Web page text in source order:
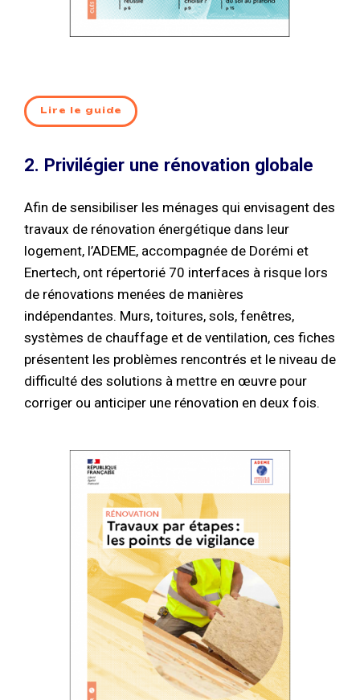
Lire le guide
2. Privilégier une rénovation globale
Afin de sensibiliser les ménages qui envisagent des
travaux de rénovation énergétique dans leur
logement, l’ADEME, accompagnée de Dorémi et
Enertech, ont répertorié 70 interfaces à risque lors
de rénovations menées de manières
indépendantes. Murs, toitures, sols, fenêtres,
systèmes de chauffage et de ventilation, ces fiches
présentent les problèmes rencontrés et le niveau de
difficulté des solutions à mettre en œuvre pour
corriger ou anticiper une rénovation en deux fois.